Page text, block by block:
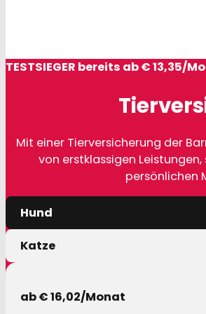
TESTSIEGER bereits ab € 13,35/
Mit einer Tierversicherung der
von erstklassigen
persönlichen
Hund
Katze
ab € 16,02/Monat